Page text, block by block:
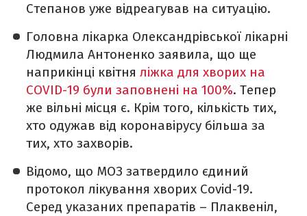
Степанов уже відреагував на ситуацію.
Головна лікарка Олександрівської лікарні
Людмила Антоненко заявила, що ще
наприкінці квітня ліжка для хворих на
COVID-19 були заповнені на 100%. Тепер
же вільні місця є. Крім того, кількість тих,
хто одужав від коронавірусу більша за
тих, хто захворів.
Відомо, що МОЗ затвердило єдиний
протокол лікування хворих Covid-19.
Серед указаних препаратів – Плаквеніл,